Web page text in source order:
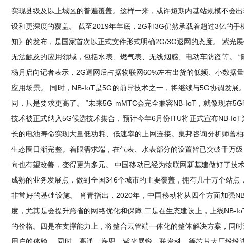
实现县级及以上城区的普遍覆盖。这样一来，或许短期内基站规模不会
设和更深度的覆盖。 截至2019年年底，2G和3G仍然承载着超过3亿的
知》的发布，是国家首次以正式文件形式明确2G/3G退网的态度。 紫光
无法触及的应用领域，包括水表、燃气表、无线烟感、电动车防盗等。
杨月启向记者表示，2G退网后占据物联网60%左右出货的低频、小数据
应用场景。 同时，NB-IoT是5G的前导技术之一，将继续与5G协调发
同，只是要求更高了。 “未来5G mMTC会完全兼容NB-IoT，就像现在
技术被正式纳入5G候选技术集合，预计今年6月份ITU将正式宣布NB-
长的电池寿命实现大量低功耗、低速率的上网连接。集邦咨询分析师曾
生态圈日渐完整。着眼需求端，在气表、水表部分的设置皆已突破千万
向也有望改善，变得更为多元。 中国移动已经为物联网新基建做好了
成熟的业务发展点，做到全国346个城市的主要覆盖，拥有几十万个站
非常好的基础设施。 肖青指出，2020年，中国移动将从四个方面加强
度，尤其是会提升跨省的网络优化和保障;二是在生态建设上，上线NB-
的价格。四是在支撑能力上，将整合云管端一体化的整体解决方案，同